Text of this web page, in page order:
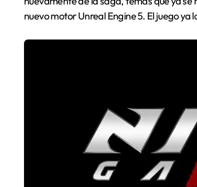
nuevo motor Unreal Engine 5. El juego ya